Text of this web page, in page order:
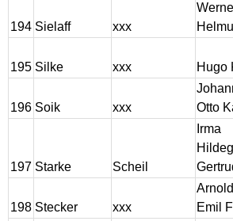
194 Sielaff xxx
195 Silke xxx Hugo
196 Soik xxx
Otto
197 Starke Scheil
Irma
198 Stecker xxx
Arnold
Emil